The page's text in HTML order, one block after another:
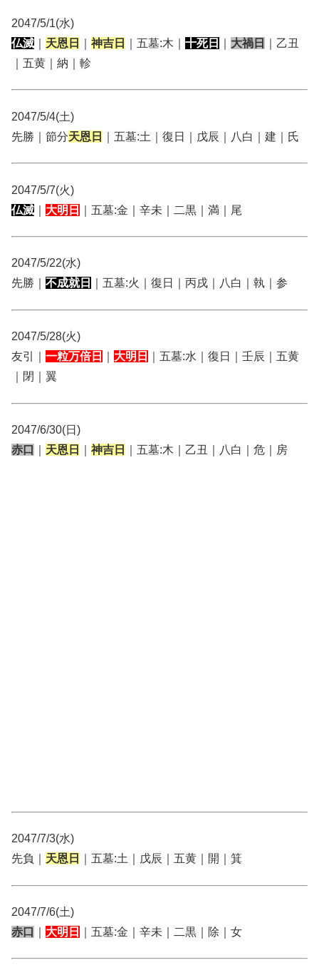
2047/5/1(水)
仏滅
天恩日 神吉日 ｜五墓:木｜ 十死日 大禍日
｜乙丑
｜五黄｜納｜軫
2047/5/4(土)
先勝｜節分天恩日 ｜五墓:土｜復日｜戊辰｜八白｜建｜氏
2047/5/7(火)
仏滅
大明日 ｜五墓:金｜辛未｜二黒｜満｜尾
2047/5/22(水)
先勝｜ 不成就日 ｜五墓:火｜復日｜丙戌｜八白｜執｜参
2047/5/28(火)
友引｜ 一粒万倍日 大明日
｜五墓:水｜復日｜壬辰｜五黄
｜閉｜翼
2047/6/30(日)
赤口
天恩日 神吉日 ｜五墓:木｜乙丑｜八白｜危｜房
2047/7/3(水)
先負｜ 天恩日 ｜五墓:土｜戊辰｜五黄｜開｜箕
2047/7/6(土)
赤口
大明日 ｜五墓:金｜辛未｜二黒｜除｜女